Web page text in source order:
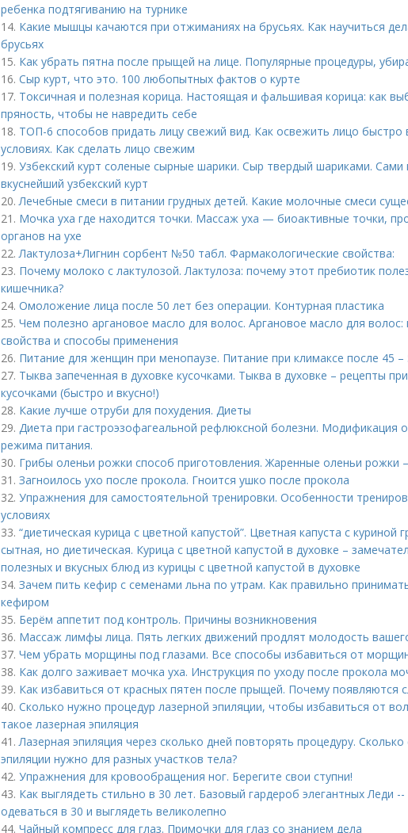
ребенка подтягиванию на турнике
14. Какие мышцы качаются при отжиманиях на брусьях. Как научиться
брусьях
15. Как убрать пятна после прыщей на лице. Популярные процедуры,
16. Сыр курт, что это. 100 любопытных фактов о курте
17. Токсичная и полезная корица. Настоящая и фальшивая корица: как
пряность, чтобы не навредить себе
18. ТОП-6 способов придать лицу свежий вид. Как освежить лицо
условиях. Как сделать лицо свежим
19. Узбекский курт соленые сырные шарики. Сыр твердый шариками. Сами
вкуснейший узбекский курт
20.Лечебные смеси в питании грудных детей. Какие молочные смеси
21. Мочка уха где находится точки. Массаж уха — биоактивные точки,
органов на ухе
22.Лактулоза+Лигнин сорбент №50 табл. Фармакологические свойства:
23. Почему молоко с лактулозой. Лактулоза: почему этот пребиотик
кишечника?
24. Омоложение лица после 50 лет без операции. Контурная пластика
25. Чем полезно аргановое масло для волос. Аргановое масло для волос:
свойства и способы применения
26. Питание для женщин при менопаузе. Питание при климаксе после 45 –
27. Тыква запеченная в духовке кусочками. Тыква в духовке – рецепты
кусочками (быстро и вкусно!)
28. Какие лучше отруби для похудения. Диеты
29. Диета при гастроэзофагеальной рефлюксной болезни. Модификация
режима питания.
30. Грибы оленьи рожки способ приготовления. Жаренные оленьи рожки
31. Загноилось ухо после прокола. Гноится ушко после прокола
32. Упражнения для самостоятельной тренировки. Особенности
условиях
33. “диетическая курица с цветной капустой”. Цветная капуста с куриной
сытная, но диетическая. Курица с цветной капустой в духовке –
полезных и вкусных блюд из курицы с цветной капустой в духовке
34. Зачем пить кефир с семенами льна по утрам. Как правильно
кефиром
35. Берём аппетит под контроль. Причины возникновения
36. Массаж лимфы лица. Пять легких движений продлят молодость
37. Чем убрать морщины под глазами. Все способы избавиться от морщин
38. Как долго заживает мочка уха. Инструкция по уходу после прокола
39. Как избавиться от красных пятен после прыщей. Почему появляются
40. Сколько нужно процедур лазерной эпиляции, чтобы избавиться от
такое лазерная эпиляция
41.Лазерная эпиляция через сколько дней повторять процедуру. Сколько
эпиляции нужно для разных участков тела?
42. Упражнения для кровообращения ног. Берегите свои ступни!
43. Как выглядеть стильно в 30 лет. Базовый гардероб элегантных Леди --
одеваться в 30 и выглядеть великолепно
44. Чайный компресс для глаз. Примочки для глаз со знанием дела